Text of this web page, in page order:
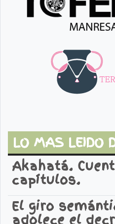
LO MAS LEIDO
Akahatá.
capítulos.
El giro
adolece el